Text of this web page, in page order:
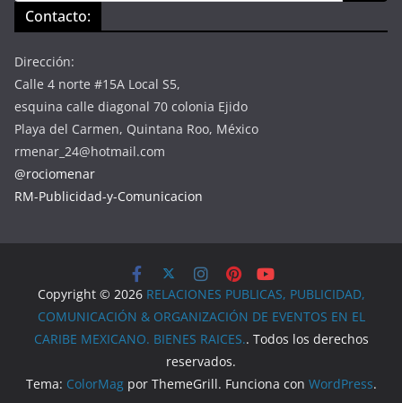
Contacto:
Dirección:
Calle 4 norte #15A Local S5,
esquina calle diagonal 70 colonia Ejido
Playa del Carmen, Quintana Roo, México
rmenar_24@hotmail.com
@rociomenar
RM-Publicidad-y-Comunicacion
Copyright © 2026 RELACIONES PUBLICAS, PUBLICIDAD,
COMUNICACIÓN & ORGANIZACIÓN DE EVENTOS EN EL
CARIBE MEXICANO. BIENES RAICES.. Todos los derechos
reservados.
Tema: ColorMagpor ThemeGrill. Funciona con WordPress.